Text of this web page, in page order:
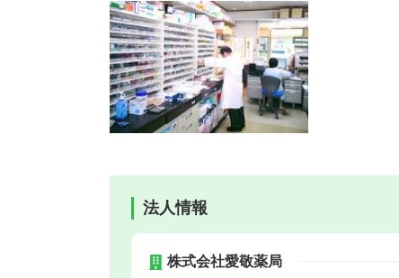
法人情報
株式会社愛敬薬局